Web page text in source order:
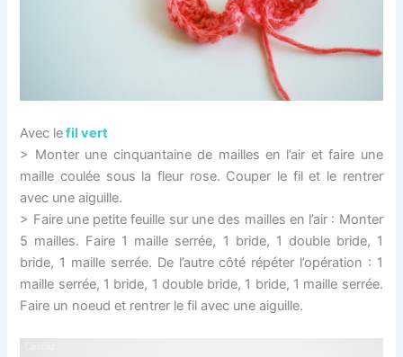
Avec lefil vert
> Monter une cinquantaine de mailles en l’air et faire une
maille coulée sous la fleur rose. Couper le fil et le rentrer
avec une aiguille.
> Faire une petite feuille sur une des mailles en l’air : Monter
5 mailles. Faire 1 maille serrée, 1 bride, 1 double bride, 1
bride, 1 maille serrée. De l’autre côté répéter l’opération : 1
maille serrée, 1 bride, 1 double bride, 1 bride, 1 maille serrée.
Faire un noeud et rentrer le fil avec une aiguille.